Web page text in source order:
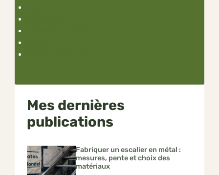
Mes dernières
publications
Fabriquer un escalier en métal :
mesures, pente et choix des
matériaux